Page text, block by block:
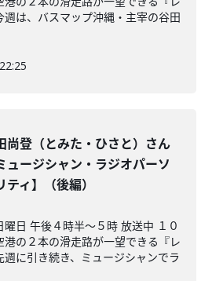
は、バスマップ沖縄・主宰の谷田
尚登（とみた・ひさと）さん
ュージシャン・ラジオパーソ
ティ】（後編）
曜日 午後４時半～５時 放送中 １０
の２本の滑走路が一望できる『レ
に引き続き、ミュージシャンでラ